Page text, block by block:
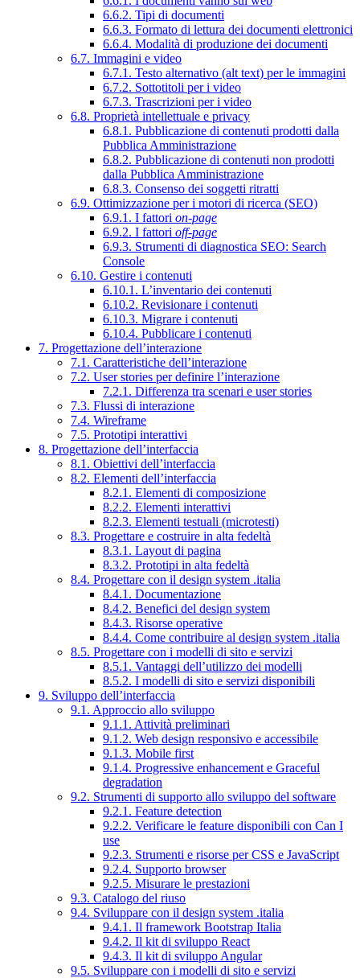
6.6.2. Tipi di documenti
6.6.3. Formato di lettura dei documenti elettronici
6.6.4. Modalità di produzione dei documenti
6.7. Immagini e video
6.7.1. Testo alternativo (alt text) per le immagini
6.7.2. Sottotitoli per i video
6.7.3. Trascrizioni per i video
6.8. Proprietà intellettuale e privacy
6.8.1. Pubblicazione di contenuti prodotti dalla
Pubblica Amministrazione
6.8.2. Pubblicazione di contenuti non prodotti
dalla Pubblica Amministrazione
6.8.3. Consenso dei soggetti ritratti
6.9. Ottimizzazione per i motori di ricerca (SEO)
6.9.1. I fattori on-page
6.9.2. I fattori off-page
6.9.3. Strumenti di diagnostica SEO: Search
Console
6.10. Gestire i contenuti
6.10.1. L’inventario dei contenuti
6.10.2. Revisionare i contenuti
6.10.3. Migrare i contenuti
6.10.4. Pubblicare i contenuti
7. Progettazione dell’interazione
7.1. Caratteristiche dell’interazione
7.2. User stories per definire l’interazione
7.2.1. Differenza tra scenari e user stories
7.3. Flussi di interazione
7.4. Wireframe
7.5. Prototipi interattivi
8. Progettazione dell’interfaccia
8.1. Obiettivi dell’interfaccia
8.2. Elementi dell’interfaccia
8.2.1. Elementi di composizione
8.2.2. Elementi interattivi
8.2.3. Elementi testuali (microtesti)
8.3. Progettare e costruire in alta fedeltà
8.3.1. Layout di pagina
8.3.2. Prototipi in alta fedeltà
8.4. Progettare con il design system .italia
8.4.1. Documentazione
8.4.2. Benefici del design system
8.4.3. Risorse operative
8.4.4. Come contribuire al design system .italia
8.5. Progettare con i modelli di sito e servizi
8.5.1. Vantaggi dell’utilizzo dei modelli
8.5.2. I modelli di sito e servizi disponibili
9. Sviluppo dell’interfaccia
9.1. Approccio allo sviluppo
9.1.1. Attività preliminari
9.1.2. Web design responsivo e accessibile
9.1.3. Mobile first
9.1.4. Progressive enhancement e Graceful
degradation
9.2. Strumenti di supporto allo sviluppo del software
9.2.1. Feature detection
9.2.2. Verificare le feature disponibili con Can I
use
9.2.3. Strumenti e risorse per CSS e JavaScript
9.2.4. Supporto browser
9.2.5. Misurare le prestazioni
9.3. Catalogo del riuso
9.4. Sviluppare con il design system .italia
9.4.1. Il framework Bootstrap Italia
9.4.2. Il kit di sviluppo React
9.4.3. Il kit di sviluppo Angular
9.5. Sviluppare con i modelli di sito e servizi